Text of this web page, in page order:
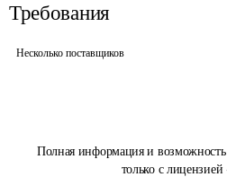
Полная информация и возможность
только с
Требования
Несколько поставщиков